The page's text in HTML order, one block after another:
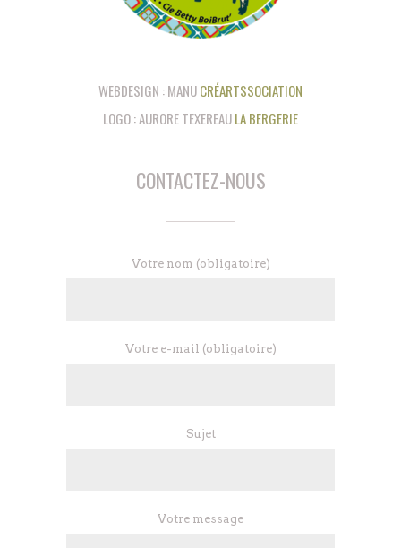
WEBDESIGN : MANUCRÉARTSSOCIATION
LOGO : AURORE TEXEREAULA BERGERIE
CONTACTEZ-NOUS
Votre nom (obligatoire)
Votre e-mail (obligatoire)
Sujet
Votre message